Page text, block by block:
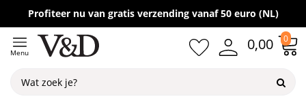
Profiteer nu van gratis verzending vanaf 50 euro (NL)
Gratis verzending vanaf 50,-
Menu 0,00 0